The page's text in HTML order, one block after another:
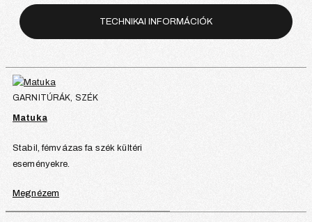
TECHNIKAI INFORMÁCIÓK
GARNITÚRÁK, SZÉK
Matuka
Stabil, fémvázas fa szék kültéri
eseményekre.
Megnézem